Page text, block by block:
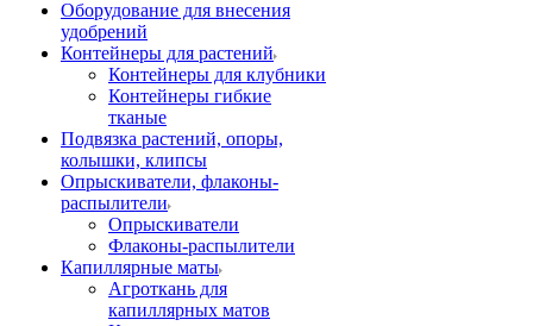
Оборудование для внесения
удобрений
Контейнеры для растений
Контейнеры для клубники
Контейнеры гибкие
тканые
Подвязка растений, опоры,
колышки, клипсы
Опрыскиватели, флаконы-
распылители
Опрыскиватели
Флаконы-распылители
Капиллярные маты
Агроткань для
капиллярных матов